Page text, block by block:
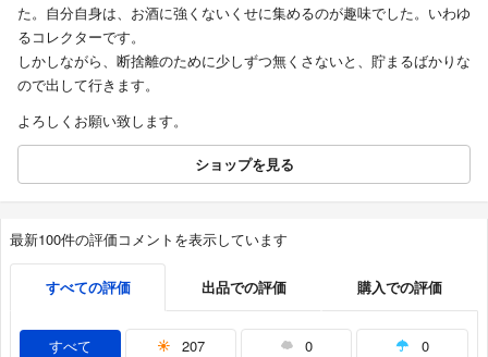
た。自分自身は、お酒に強くないくせに集めるのが趣味でした。いわゆ
るコレクターです。
しかしながら、断捨離のために少しずつ無くさないと、貯まるばかりな
ので出して行きます。
よろしくお願い致します。
ショップを見る
最新100件の評価コメントを表示しています
すべての評価 出品での評価 購入での評価
すべて 207 0 0